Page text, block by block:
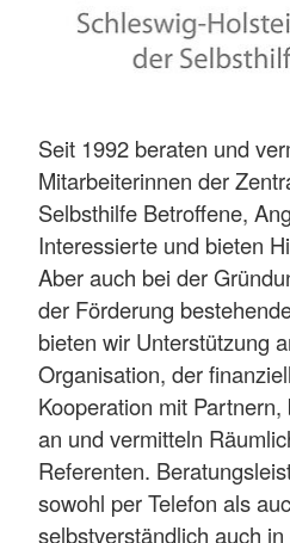
Seit 1992 beraten und
Mitarbeiterinnen der
Selbsthilfe Betroffene,
Interessierte und bieten
Aber auch bei der
der Förderung
bieten wir Unterstützung
Organisation, der
Kooperation mit
an und vermitteln
Referenten.
sowohl per Telefon als
selbstverständlich auch